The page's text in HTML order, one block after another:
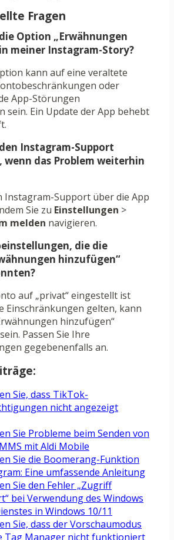
Fragen
Option „Erwähnungen
meiner Instagram-Story?
kann auf eine veraltete
oder
App-Störungen
sein. Ein Update der App behebt
Instagram-Support
das Problem weiterhin
Instagram-Support über die App
Sie zu Einstellungen >
melden navigieren.
die die
hinzufügen“
auf „privat“ eingestellt ist
Einschränkungen gelten, kann
hinzufügen“
Passen Sie Ihre
gegebenenfalls an.
Sie, dass TikTok-
nicht angezeigt
Sie Probleme beim Senden von
mit Aldi Mobile
Sie die Boomerang-Funktion
Eine umfassende Anleitung
Sie den Fehler „Zugriff
bei Verwendung des Windows
in Windows 10/11
Sie, dass der Vorschaumodus
Tag Manager nicht funktioniert